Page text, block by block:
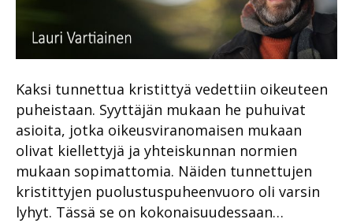
Kaksi tunnettua kristittyä vedettiin oikeuteen
puheistaan. Syyttäjän mukaan he puhuivat
asioita, jotka oikeusviranomaisen mukaan
olivat kiellettyjä ja yhteiskunnan normien
mukaan sopimattomia. Näiden tunnettujen
kristittyjen puolustuspuheenvuoro oli varsin
lyhyt. Tässä se on kokonaisuudessaan…